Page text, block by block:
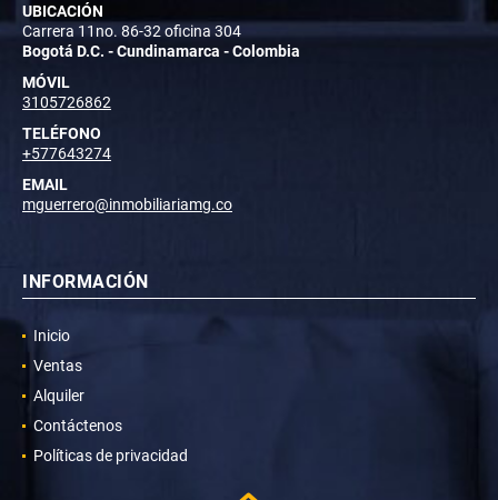
UBICACIÓN
Carrera 11no. 86-32 oficina 304
Bogotá D.C. - Cundinamarca - Colombia
MÓVIL
3105726862
TELÉFONO
+577643274
EMAIL
mguerrero@inmobiliariamg.co
INFORMACIÓN
Inicio
Ventas
Alquiler
Contáctenos
Políticas de privacidad